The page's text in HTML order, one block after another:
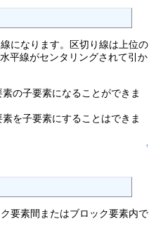
になります。区切り線は上位の
平線がセンタリングされて引か
の子要素になることができま
を子要素にすることはできま
↑
要素間またはブロック要素内で